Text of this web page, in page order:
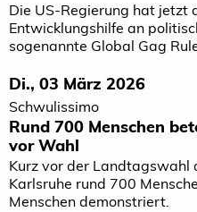
Die US-Regierung hat jetzt
Entwicklungshilfe an
sogenannte Global Gag
Di., 03 März 2026
Schwulissimo
Rund 700 Menschen
vor Wahl
Kurz vor der Landtagswahl
Karlsruhe rund 700
Menschen demonstriert.